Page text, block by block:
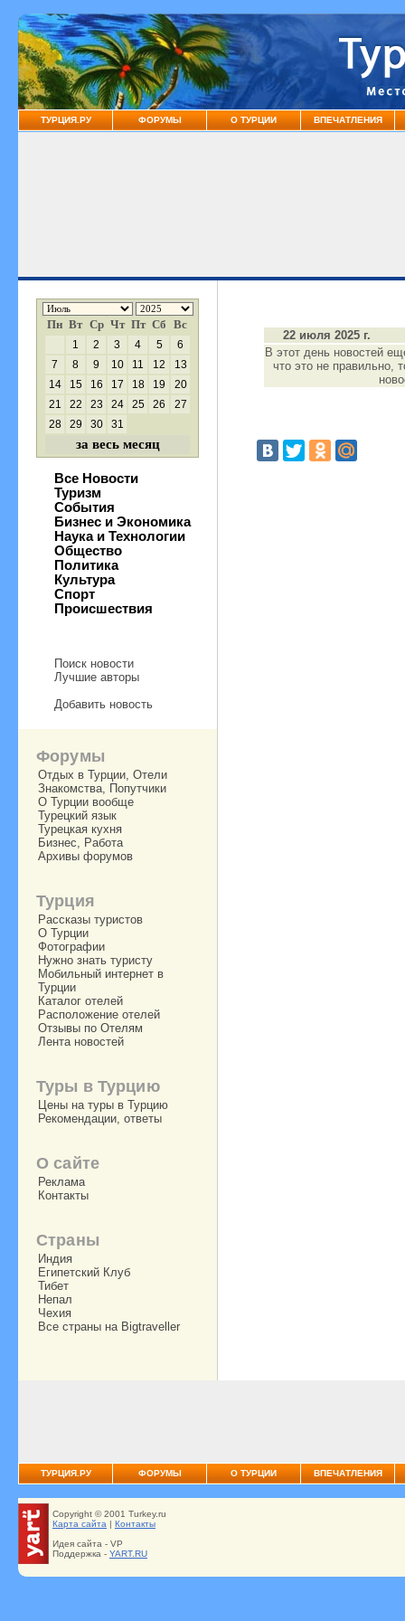
ТУРЦИЯ.РУ ФОРУМЫ О ТУРЦИИ ВПЕЧАТЛЕНИЯ
Пн Вт Ср Чт Пт Сб Вс
1 2 3 4 5
6
7
8 9 10 11 12
13
14
15 16 17 18 19
20
21
22 23 24 25 26
27
28
29 30 31
за весь месяц
Все Новости
Туризм
События
Бизнес и Экономика
Наука и Технологии
Общество
Политика
Культура
Спорт
Происшествия
Поиск новости
Лучшие авторы
Добавить новость
22 июля 2025 г.
В этот день новостей
что это не правильно,
Форумы
Отдых в Турции, Отели
Знакомства, Попутчики
О Турции вообще
Турецкий язык
Турецкая кухня
Бизнес, Работа
Архивы форумов
Турция
Рассказы туристов
О Турции
Фотографии
Нужно знать туристу
Мобильный интернет в
Турции
Каталог отелей
Расположение отелей
Отзывы по Отелям
Лента новостей
Туры в Турцию
Цены на туры в Турцию
Рекомендации, ответы
О сайте
Реклама
Контакты
Страны
Индия
Египетский Клуб
Тибет
Непал
Чехия
Все страны на Bigtraveller
ТУРЦИЯ.РУ ФОРУМЫ О ТУРЦИИ ВПЕЧАТЛЕНИЯ
Copyright © 2001 Turkey.ru
Карта сайта | Контакты
Идея сайта - VP
Поддержка - YART.RU